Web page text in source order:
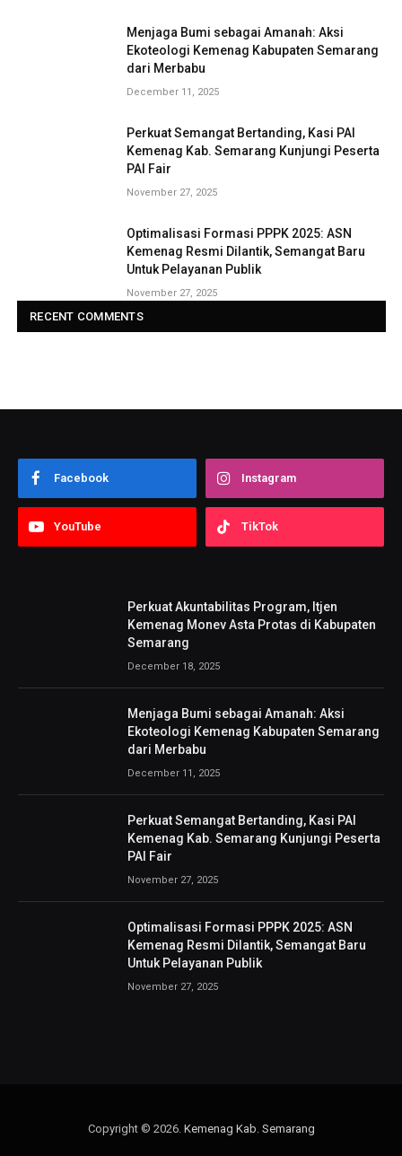
Menjaga Bumi sebagai Amanah: Aksi
Ekoteologi Kemenag Kabupaten Semarang
dari Merbabu
December 11, 2025
Perkuat Semangat Bertanding, Kasi PAI
Kemenag Kab. Semarang Kunjungi Peserta
PAI Fair
November 27, 2025
Optimalisasi Formasi PPPK 2025: ASN
Kemenag Resmi Dilantik, Semangat Baru
Untuk Pelayanan Publik
November 27, 2025
RECENT COMMENTS
Facebook Instagram
YouTube TikTok
Perkuat Akuntabilitas Program, Itjen
Kemenag Monev Asta Protas di Kabupaten
Semarang
December 18, 2025
Menjaga Bumi sebagai Amanah: Aksi
Ekoteologi Kemenag Kabupaten Semarang
dari Merbabu
December 11, 2025
Perkuat Semangat Bertanding, Kasi PAI
Kemenag Kab. Semarang Kunjungi Peserta
PAI Fair
November 27, 2025
Optimalisasi Formasi PPPK 2025: ASN
Kemenag Resmi Dilantik, Semangat Baru
Untuk Pelayanan Publik
November 27, 2025
Copyright © 2026. Kemenag Kab. Semarang